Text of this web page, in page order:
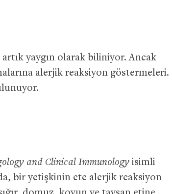
yaygın olarak biliniyor. Ancak
alerjik reaksiyon göstermeleri.
and Clinical Immunology isimli
bir yetişkinin ete alerjik reaksiyon